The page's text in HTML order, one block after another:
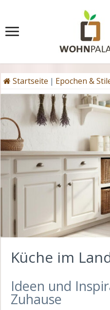
Startseite | Epochen &
Küche im
Ideen und
Zuhause